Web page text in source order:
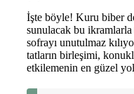
İşte böyle! Kuru biber
sunulacak bu
sofrayı unutulmaz
tatların birleşimi,
etkilemenin en güzel